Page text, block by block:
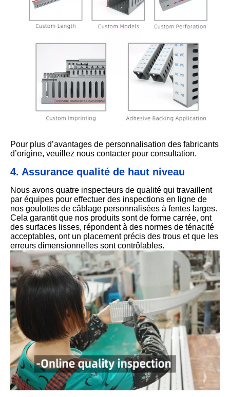
Pour plus d’avantages de personnalisation des fabricants
d’origine, veuillez nous contacter pour consultation.
4. Assurance qualité de haut niveau
Nous avons quatre inspecteurs de qualité qui travaillent
par équipes pour effectuer des inspections en ligne de
nos goulottes de câblage personnalisées à fentes larges.
Cela garantit que nos produits sont de forme carrée, ont
des surfaces lisses, répondent à des normes de ténacité
acceptables, ont un placement précis des trous et que les
erreurs dimensionnelles sont contrôlables.